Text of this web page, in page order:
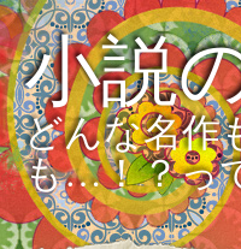
小説
どんな名作
も…！？っ